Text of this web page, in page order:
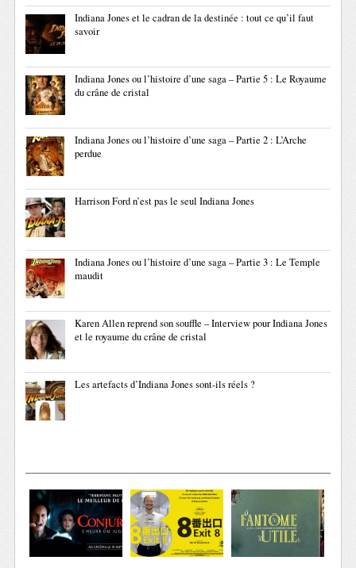
Indiana Jones et le cadran de la destinée : tout ce qu’il faut
savoir
Indiana Jones ou l’histoire d’une saga – Partie 5 : Le Royaume
du crâne de cristal
Indiana Jones ou l’histoire d’une saga – Partie 2 : L’Arche
perdue
Harrison Ford n’est pas le seul Indiana Jones
Indiana Jones ou l’histoire d’une saga – Partie 3 : Le Temple
maudit
Karen Allen reprend son souffle – Interview pour Indiana Jones
et le royaume du crâne de cristal
Les artefacts d’Indiana Jones sont-ils réels ?